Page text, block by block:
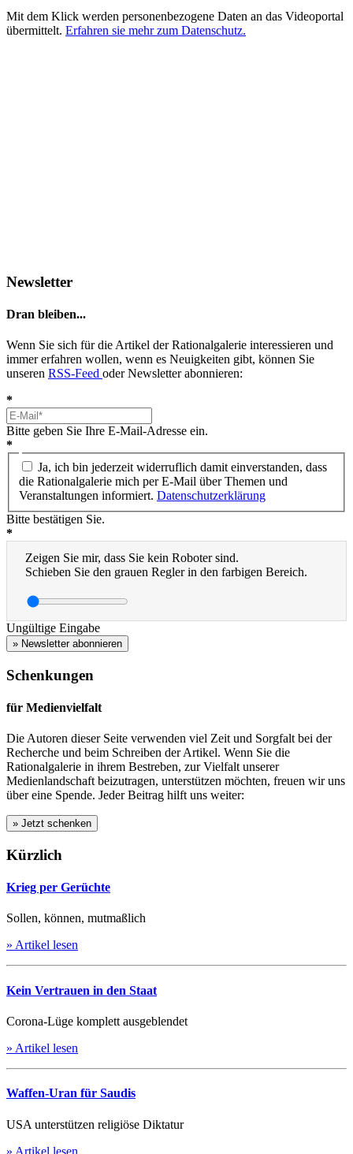
Mit dem Klick werden personenbezogene Daten an das Videoportal
übermittelt. Erfahren sie mehr zum Datenschutz.
Newsletter
Dran bleiben...
Wenn Sie sich für die Artikel der Rationalgalerie interessieren und
immer erfahren wollen, wenn es Neuigkeiten gibt, können Sie
unseren RSS-Feed oder Newsletter abonnieren:
*
Bitte geben Sie Ihre E-Mail-Adresse ein.
*
Ja, ich bin jederzeit widerruflich damit einverstanden, dass
die Rationalgalerie mich per E-Mail über Themen und
Veranstaltungen informiert. Datenschutzerklärung
Bitte bestätigen Sie.
*
Zeigen Sie mir, dass Sie kein Roboter sind.
Schieben Sie den grauen Regler in den farbigen Bereich.
Ungültige Eingabe
» Newsletter abonnieren
Schenkungen
für Medienvielfalt
Die Autoren dieser Seite verwenden viel Zeit und Sorgfalt bei der
Recherche und beim Schreiben der Artikel. Wenn Sie die
Rationalgalerie in ihrem Bestreben, zur Vielfalt unserer
Medienlandschaft beizutragen, unterstützen möchten, freuen wir uns
über eine Spende. Jeder Beitrag hilft uns weiter:
Kürzlich
Krieg per Gerüchte
Sollen, können, mutmaßlich
» Artikel lesen
Kein Vertrauen in den Staat
Corona-Lüge komplett ausgeblendet
» Artikel lesen
Waffen-Uran für Saudis
USA unterstützen religiöse Diktatur
» Artikel lesen